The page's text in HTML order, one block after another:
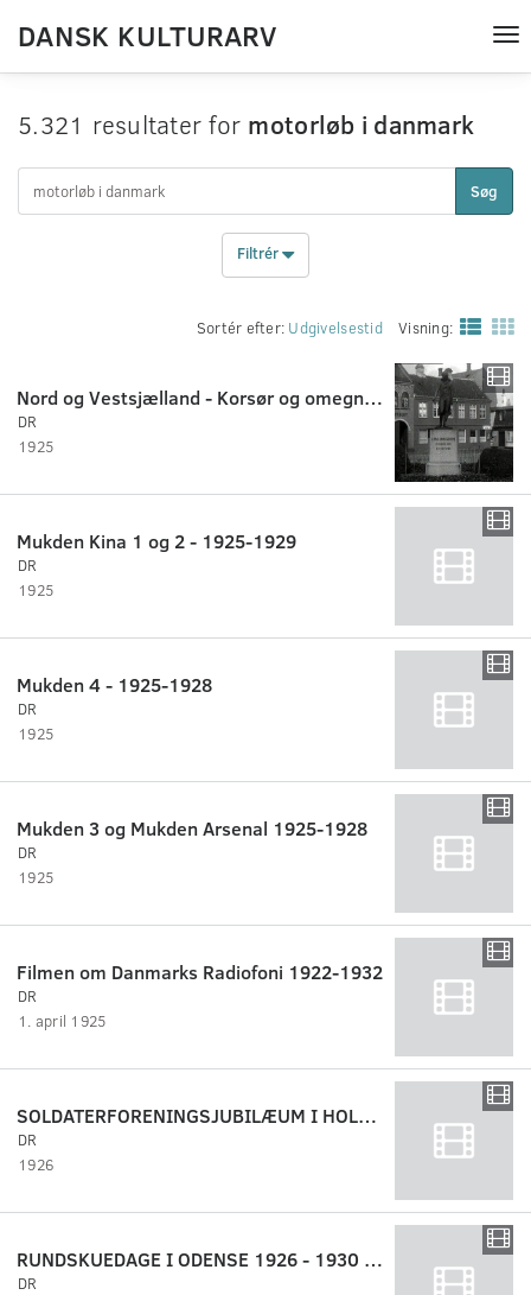
DANSK KULTURARV
5.321 resultater for motorløb i danmark
Søg
Filtrér
Sortér efter: Udgivelsestid Visning:
Nord og Vestsjælland - Korsør og omegn 1925
DR
1925
Mukden Kina 1 og 2 - 1925-1929
DR
1925
Mukden 4 - 1925-1928
DR
1925
Mukden 3 og Mukden Arsenal 1925-1928
DR
1925
Filmen om Danmarks Radiofoni 1922-1932
DR
1. april 1925
SOLDATERFORENINGSJUBILÆUM I HOLBÆK 1926
DR
1926
RUNDSKUEDAGE I ODENSE 1926 - 1930 - 1931
DR